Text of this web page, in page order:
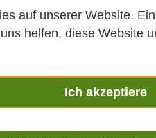
auf unserer Website.
helfen, diese Website
Ich akzeptiere